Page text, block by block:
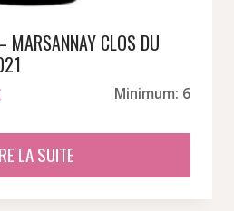
MARSANNAY CLOS DU
Le
est :
Minimum: 6
LA SUITE